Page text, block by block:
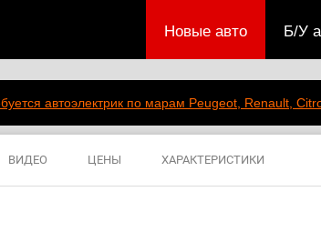
Б/У
Новые авто
автоэлектрик по марам Peugeot, Renault,
ВИДЕО ЦЕНЫ ХАРАКТЕРИСТИКИ